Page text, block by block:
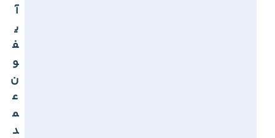
آ
ی
ف
و
ن
ع
م
د